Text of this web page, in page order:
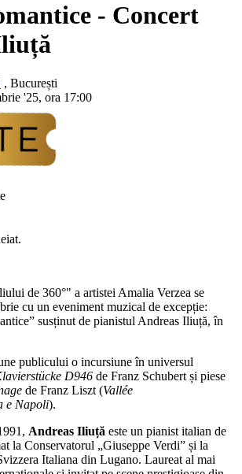
- Concert
, București
'25, ora 17:00
de 360°" a artistei Amalia Verzea se
cu un eveniment muzical de excepție:
susținut de pianistul Andreas Iliuță, în
publicului o incursiune în universul
D946 de Franz Schubert și piese
de Franz Liszt (Vallée
e Napoli).
Andreas Iliuță este un pianist italian de
la Conservatorul „Giuseppe Verdi” și la
Italiana din Lugano. Laureat al mai